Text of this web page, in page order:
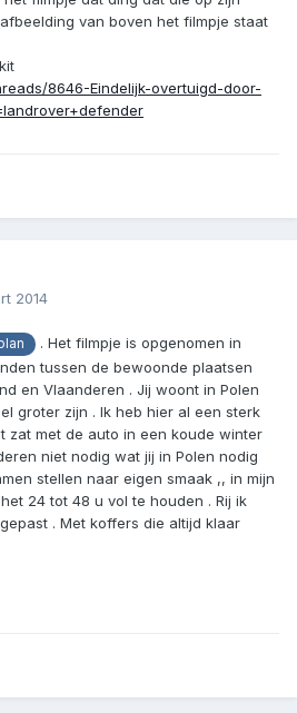
van boven het filmpje staat
8646-Eindelijk-overtuigd-door-
2014
. Het filmpje is opgenomen in
tussen de bewoonde plaatsen
en Vlaanderen . Jij woont in Polen
groter zijn . Ik heb hier al een sterk
zat met de auto in een koude winter
niet nodig wat jij in Polen nodig
stellen naar eigen smaak ,, in mijn
24 tot 48 u vol te houden . Rij ik
. Met koffers die altijd klaar